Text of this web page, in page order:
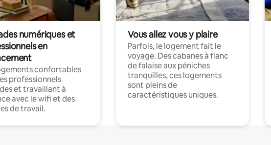
numériques et
en
confortables
professionnels
et travaillant à
avec le wifi et des
de travail.
Vous allez vous y plaire
Parfois, le logement fait le
voyage. Des cabanes à flanc
de falaise aux péniches
tranquilles, ces logements
sont pleins de
caractéristiques uniques.